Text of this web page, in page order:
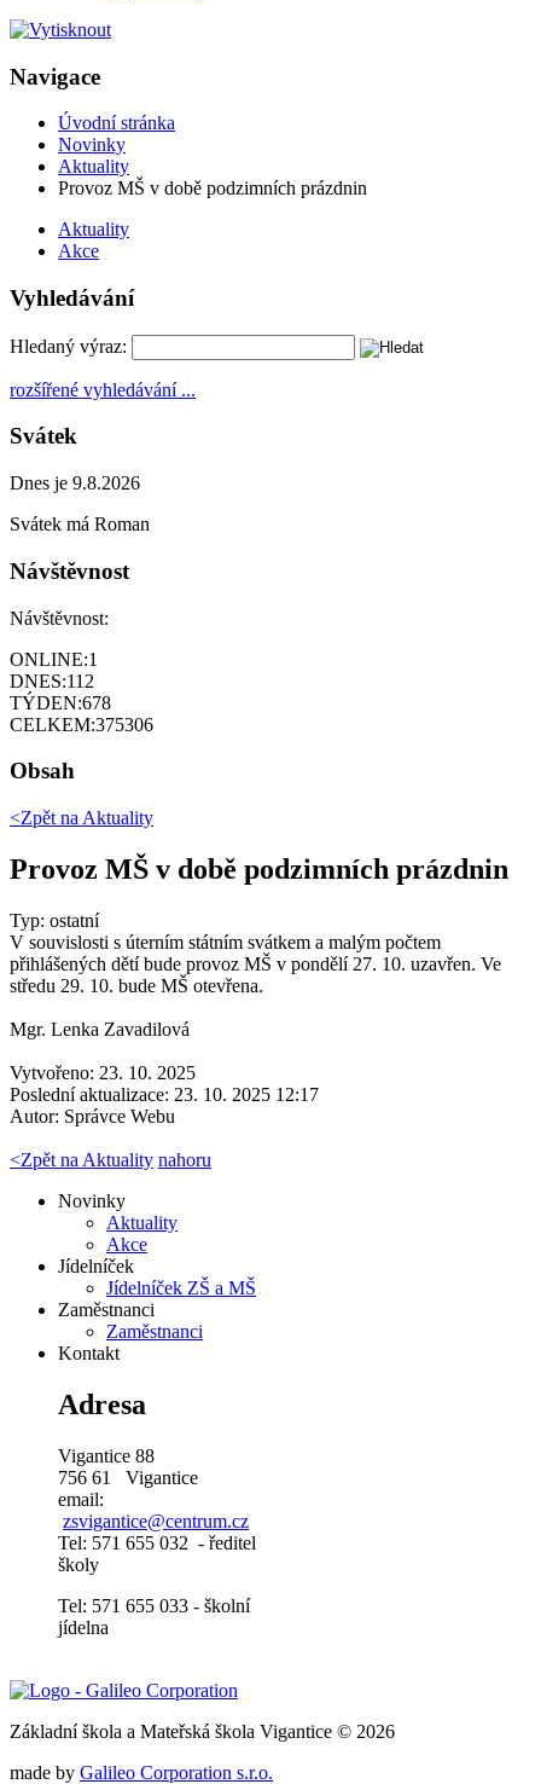
Navigace
Úvodní stránka
Novinky
Aktuality
Provoz MŠ v době podzimních prázdnin
Aktuality
Akce
Vyhledávání
Hledaný výraz:
rozšířené vyhledávání ...
Svátek
Dnes je 9.8.2026
Svátek má Roman
Návštěvnost
Návštěvnost:
ONLINE:1
DNES:112
TÝDEN:678
CELKEM:375306
Obsah
<Zpět na Aktuality
Provoz MŠ v době podzimních prázdnin
Typ: ostatní
V souvislosti s úterním státním svátkem a malým počtem
přihlášených dětí bude provoz MŠ v pondělí 27. 10. uzavřen. Ve
středu 29. 10. bude MŠ otevřena.
Mgr. Lenka Zavadilová
Vytvořeno: 23. 10. 2025
Poslední aktualizace: 23. 10. 2025 12:17
Autor: Správce Webu
<Zpět na Aktuality nahoru
Novinky
Aktuality
Akce
Jídelníček
Jídelníček ZŠ a MŠ
Zaměstnanci
Zaměstnanci
Kontakt
Adresa
Vigantice 88
756 61 Vigantice
email:
zsvigantice@centrum.cz
Tel: 571 655 032 - ředitel
školy
Tel: 571 655 033 - školní
jídelna
Základní škola a Mateřská škola Vigantice © 2026
made by Galileo Corporation s.r.o.